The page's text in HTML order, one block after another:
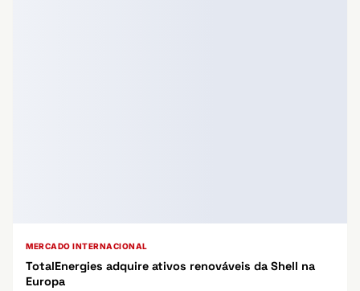
MERCADO INTERNACIONAL
TotalEnergies adquire ativos renováveis da Shell na
Europa